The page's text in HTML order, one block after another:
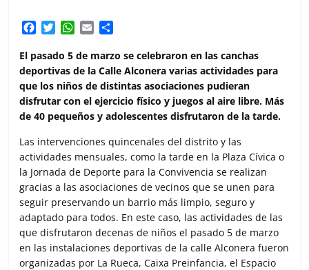
F
c
e
b
o
o
k
T
i
t
t
e
r
W
a
t
s
A
p
p
E
a
i
l
m
p
a
r
t
i
r
El pasado 5 de marzo se celebraron en las canchas
deportivas de la Calle Alconera varias actividades para
que los niños de distintas asociaciones pudieran
disfrutar con el ejercicio físico y juegos al aire libre. Más
de 40 pequeños y adolescentes disfrutaron de la tarde.
Las intervenciones quincenales del distrito y las
actividades mensuales, como la tarde en la Plaza Cívica o
la Jornada de Deporte para la Convivencia se realizan
gracias a las asociaciones de vecinos que se unen para
seguir preservando un barrio más limpio, seguro y
adaptado para todos. En este caso, las actividades de las
que disfrutaron decenas de niños el pasado 5 de marzo
en las instalaciones deportivas de la calle Alconera fueron
organizadas por La Rueca, Caixa Preinfancia, el Espacio